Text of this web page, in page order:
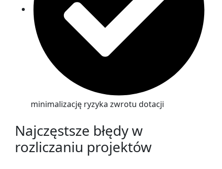
minimalizację ryzyka zwrotu dotacji
Najczęstsze błędy w
rozliczaniu projektów